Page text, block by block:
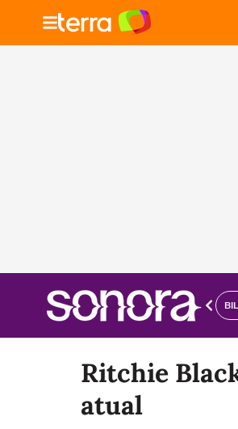
Ritchie
atual